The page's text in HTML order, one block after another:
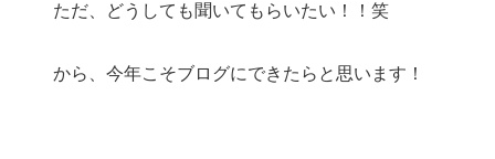
ただ、どうしても聞いてもらいたい！！笑
から、今年こそブログにできたらと思います！